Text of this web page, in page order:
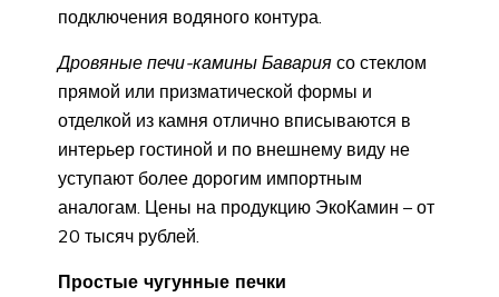
подключения водяного контура.
Дровяные печи-камины Бавария со стеклом
прямой или призматической формы и
отделкой из камня отлично вписываются в
интерьер гостиной и по внешнему виду не
уступают более дорогим импортным
аналогам. Цены на продукцию ЭкоКамин – от
20 тысяч рублей.
Простые чугунные печки